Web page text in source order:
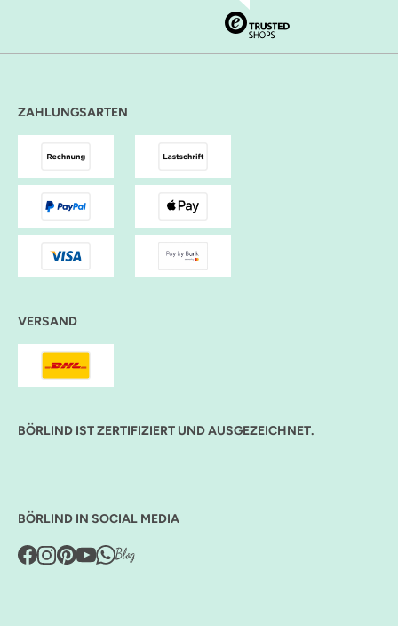
ZAHLUNGSARTEN
VERSAND
BÖRLIND IST ZERTIFIZIERT UND AUSGEZEICHNET.
BÖRLIND IN SOCIAL MEDIA